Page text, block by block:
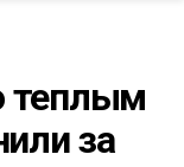
теплым
за